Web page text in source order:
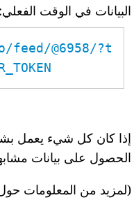
البيانات في الوقت الفعلي:
@6958/?t
إذا كان كل شيء يعمل
الحصول على بيانات
(لمزيد من المعلومات